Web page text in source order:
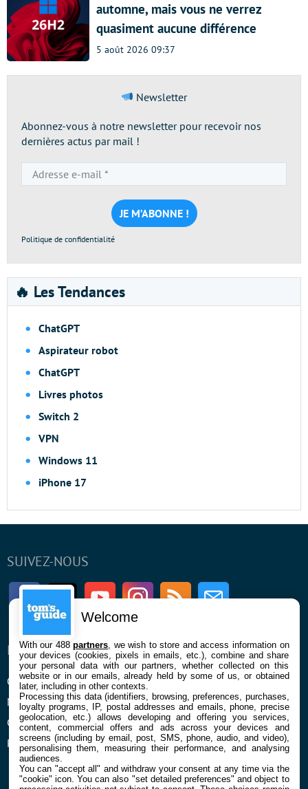
automne, mais vous ne verrez
quasiment aucune différence
5 août 2026 09:37
Newsletter
Abonnez-vous à notre newsletter pour recevoir nos
dernières actus par mail !
e-
mail
*
Politique de confidentialité
🔥 Les Tendances
ChatGPT
Aspirateur robot
ChatGPT
Livres photos
Switch 2
VPN
Windows 11
iPhone 17
SUIVEZ-NOUS
FacebookTwitter Youtube InstagramRSS Newsletter
ENTREPRISE
Qui sommes nous
Mentions légales et CGU
Confidentialité et Cookies
Préférences cookies
À PROPOS
La rédaction
Contact
Welcome
With our 488partners , we wish to store and access information on
your devices (cookies, pixels in emails, etc.), combine and share
your personal data with our partners, whether collected on this
website or in our emails, already held by some of us, or obtained
later, including in other contexts.
Processing this data (identifiers, browsing, preferences, purchases,
loyalty programs, IP, postal addresses and emails, phone, precise
geolocation, etc.) allows developing and offering you services,
content, commercial offers and ads across your devices and
screens (including by email, post, SMS, phone, audio, and video),
personalising them, measuring their performance, and analysing
audiences.
You can "accept all" and withdraw your consent at any time via the
"cookie" icon. You can also "set detailed preferences" and object to